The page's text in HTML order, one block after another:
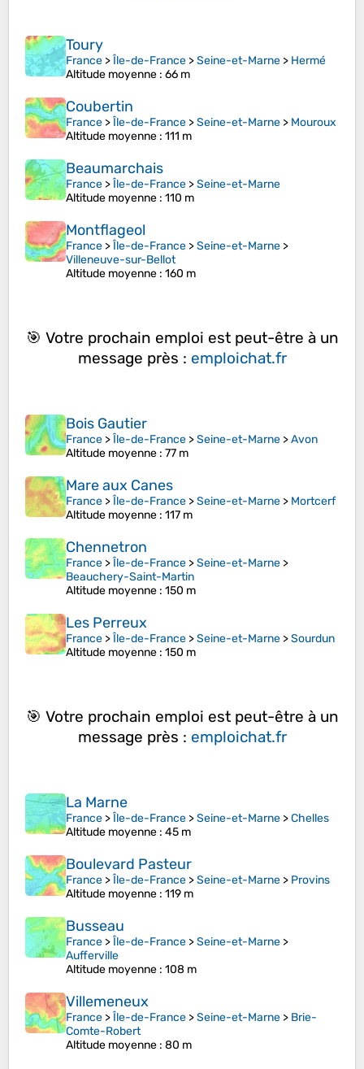
Toury
France >Île-de-France >Seine-et-Marne > Hermé
Altitude moyenne : 66 m
Coubertin
France >Île-de-France >Seine-et-Marne > Mouroux
Altitude moyenne : 111 m
Beaumarchais
France >Île-de-France >Seine-et-Marne
Altitude moyenne : 110 m
Montflageol
France >Île-de-France >Seine-et-Marne >
Villeneuve-sur-Bellot
Altitude moyenne : 160 m
🎯 Votre prochain emploi est peut-être à un
message près : emploichat.fr
Bois Gautier
France >Île-de-France >Seine-et-Marne >Avon
Altitude moyenne : 77 m
Mare aux Canes
France >Île-de-France >Seine-et-Marne > Mortcerf
Altitude moyenne : 117 m
Chennetron
France >Île-de-France >Seine-et-Marne >
Beauchery-Saint-Martin
Altitude moyenne : 150 m
Les Perreux
France >Île-de-France >Seine-et-Marne >Sourdun
Altitude moyenne : 150 m
🎯 Votre prochain emploi est peut-être à un
message près : emploichat.fr
La Marne
France >Île-de-France >Seine-et-Marne >Chelles
Altitude moyenne : 45 m
Boulevard Pasteur
France >Île-de-France >Seine-et-Marne > Provins
Altitude moyenne : 119 m
Busseau
France >Île-de-France >Seine-et-Marne >
Aufferville
Altitude moyenne : 108 m
Villemeneux
France >Île-de-France >Seine-et-Marne > Brie-
Comte-Robert
Altitude moyenne : 80 m